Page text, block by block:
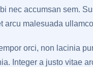
nec accumsan sem.
arcu malesuada
orci, non lacinia
Integer a justo vitae